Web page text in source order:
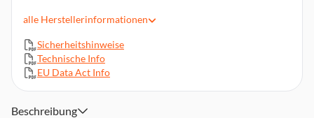
1,77 Zoll Display
alle Herstellerinformationen
Sicherheitshinweise
Technische Info
EU Data Act Info
Beschreibung